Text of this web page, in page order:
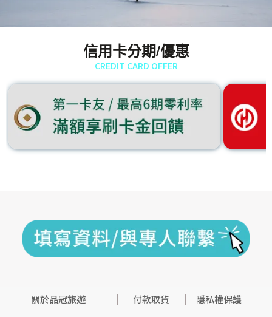
信用卡分期/優惠
CREDIT CARD OFFER
關於品冠旅遊 付款取貨
隱私權保護